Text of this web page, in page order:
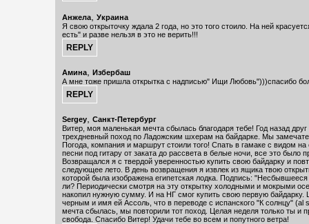
Анжела, Украина
Я свою открыточку ждала 2 года, но это того стоило. На ней
есть" и разве нельзя в это не верить!!!
Амина, Избербаш
А мне тоже пришла открытка с надписью" Ищи Любовь")))спасибо
Sergey, Санкт-Петербург
Витер, моя маленькая мечта сбылась благодаря тебе! Год назад друг
трехдневный поход по Ладожским шхерам на байдарке. Мы
Погода, компания и маршрут стоили того! Спать в гамаке с видом на
песни под гитару от заката до рассвета в белые ночи, все это было
Возвращался я с твердой уверенностью купить свою байдарку и
следующее лето. В день возвращения я извлек из ящика твою
которой была изображена египетская лодка. Подпись: "Несбывшееся
ли? Периодически смотря на эту открытку холодными и мокрыми
накопил нужную сумму. И на НГ смог купить свою первую байдарку.
черным и имя ей Ассоль, что в переводе с испанского "К солнцу" (al
мечта сбылась, мы повторили тот поход. Целая неделя только ты и
свобода. Спасибо Витер! Удачи тебе во всем и попутного ветра!